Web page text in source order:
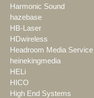
Harmonic Sound
hazebase
HB-Laser
HDwireless
Headroom Media Service
heinekingmedia
HELi
HICO
High End Systems